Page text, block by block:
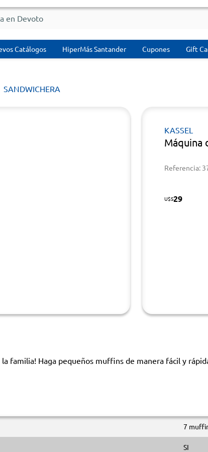
Catálogos HiperMás Santander Cupones Gift
SANDWICHERA
KASSEL
Máquina
Referencia:
U$S29
familia! Haga pequeños muffins de manera fácil y
7
SI